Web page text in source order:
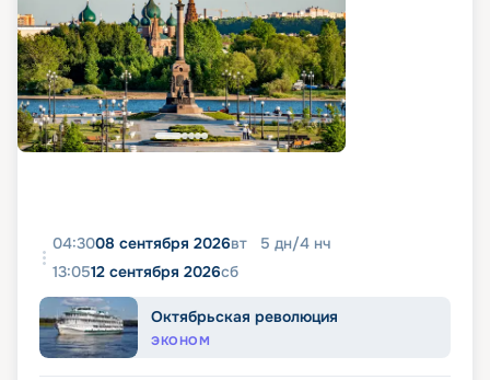
04:3008 сентября 2026вт 5 дн/4 нч
13:0512 сентября 2026сб
Октябрьская революция
ЭКОНОМ